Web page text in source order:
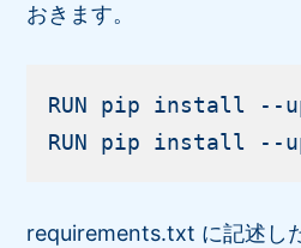
おきます。
RUN pip install --
requirements.txt に記述し